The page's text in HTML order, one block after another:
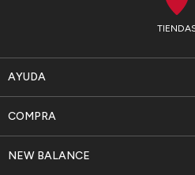
AYUDA
NEW BALANCE
COMPRA